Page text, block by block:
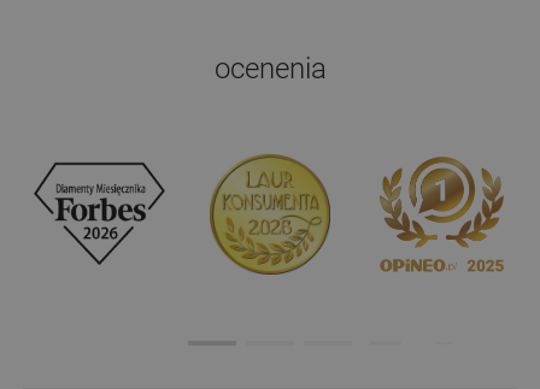
ocenenia